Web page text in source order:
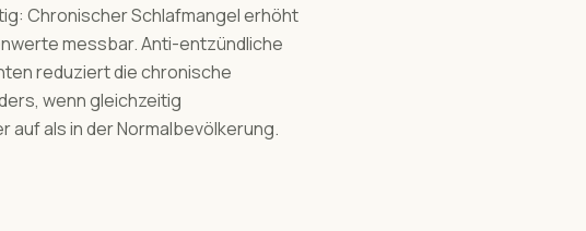
Chronischer Schlafmangel erhöht
messbar. Anti-entzündliche
reduziert die chronische
wenn gleichzeitig
als in der Normalbevölkerung.